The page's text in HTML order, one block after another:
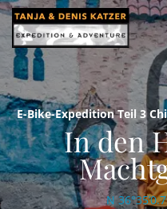
E-Bike-Expedition Teil 3
In den
N